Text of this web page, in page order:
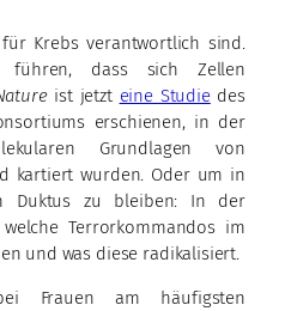
Krebs verantwortlich sind.
führen, dass sich Zellen
ist jetzt eine Studiedes
erschienen, in der
Grundlagen von
kartiert wurden. Oder um in
Duktus zu bleiben: In der
Terrorkommandos im
und was diese radikalisiert.
Frauen am häufigsten